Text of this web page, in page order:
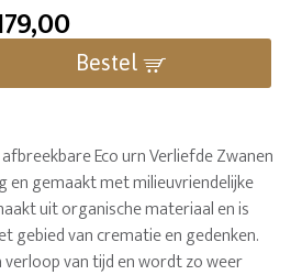
Bestel
Eco urn Verliefde Zwanen
en gemaakt met milieuvriendelijke
uit organische materiaal en is
gebied van crematie en gedenken.
van tijd en wordt zo weer